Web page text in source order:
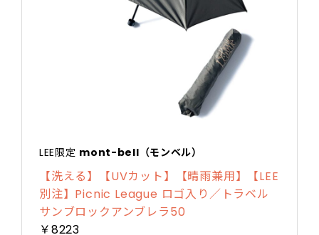
LEE限定 mont-bell（モンベル）
【洗える】【UVカット】【晴雨兼用】【LEE
別注】Picnic League ロゴ入り／トラベル
サンブロックアンブレラ50
￥8223